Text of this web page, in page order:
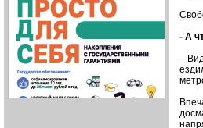
- А
-